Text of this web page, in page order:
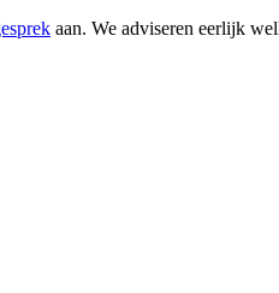
aan. We adviseren eerlijk